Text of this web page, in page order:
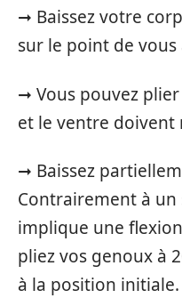
➞ Baissez votre
sur le point de vous
➞ Vous pouvez
et le ventre doivent
➞ Baissez
Contrairement à
implique une
pliez vos genoux à
à la position initiale.